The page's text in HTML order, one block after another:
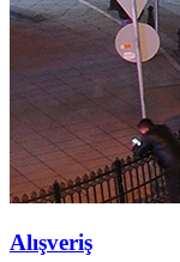
Alışveriş